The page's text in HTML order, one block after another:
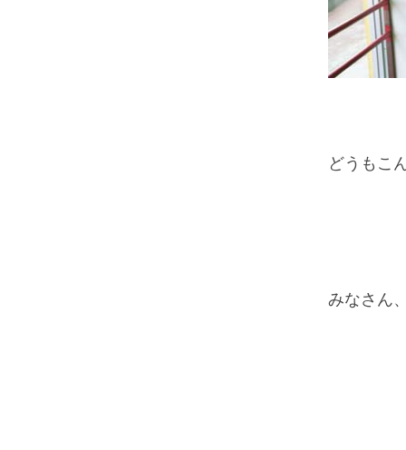
どうもこ
みなさん